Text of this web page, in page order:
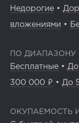
Недорогие •
вложениями •
ПО
Бесплатные •
300 000 ₽ • До
ОКУПАЕМОСТЬ